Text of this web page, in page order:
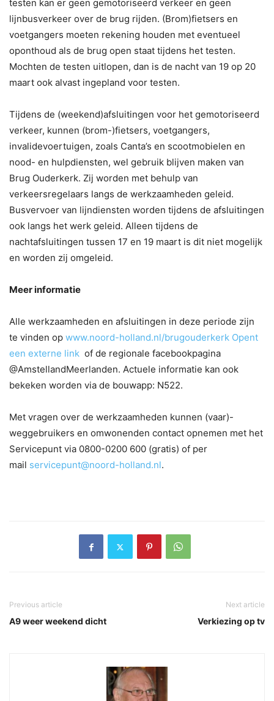
testen kan er geen gemotoriseerd verkeer en geen
lijnbusverkeer over de brug rijden. (Brom)fietsers en
voetgangers moeten rekening houden met eventueel
oponthoud als de brug open staat tijdens het testen.
Mochten de testen uitlopen, dan is de nacht van 19 op 20
maart ook alvast ingepland voor testen.
Tijdens de (weekend)afsluitingen voor het gemotoriseerd
verkeer, kunnen (brom-)fietsers, voetgangers,
invalidevoertuigen, zoals Canta’s en scootmobielen en
nood- en hulpdiensten, wel gebruik blijven maken van
Brug Ouderkerk. Zij worden met behulp van
verkeersregelaars langs de werkzaamheden geleid.
Busvervoer van lijndiensten worden tijdens de afsluitingen
ook langs het werk geleid. Alleen tijdens de
nachtafsluitingen tussen 17 en 19 maart is dit niet mogelijk
en worden zij omgeleid.
Meer informatie
Alle werkzaamheden en afsluitingen in deze periode zijn
te vinden op www.noord-holland.nl/brugouderkerk Opent
een externe link of de regionale facebookpagina
@AmstellandMeerlanden. Actuele informatie kan ook
bekeken worden via de bouwapp: N522.
Met vragen over de werkzaamheden kunnen (vaar)-
weggebruikers en omwonenden contact opnemen met het
Servicepunt via 0800-0200 600 (gratis) of per
mail servicepunt@noord-holland.nl.
Previous article
A9 weer weekend dicht
Next article
Verkiezing op tv